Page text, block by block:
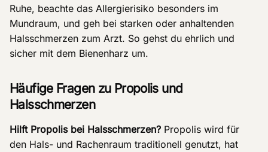
Ruhe, beachte das Allergierisiko besonders im
Mundraum, und geh bei starken oder anhaltenden
Halsschmerzen zum Arzt. So gehst du ehrlich und
sicher mit dem Bienenharz um.
Häufige Fragen zu Propolis und
Halsschmerzen
Hilft Propolis bei Halsschmerzen? Propolis wird für
den Hals- und Rachenraum traditionell genutzt, hat